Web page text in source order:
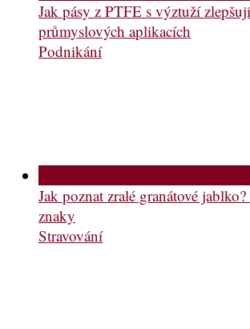
Jak pásy z PTFE s výztuží
průmyslových aplikacích
Podnikání
Jak poznat zralé granátové
znaky
Stravování